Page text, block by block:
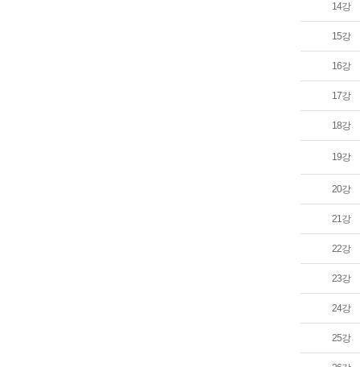
14강
15강
16강
17강
18강
19강
20강
21강
22강
23강
24강
25강